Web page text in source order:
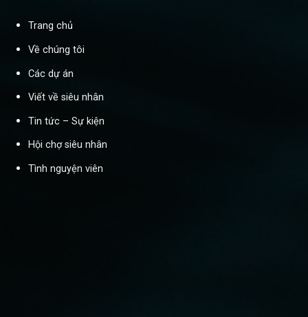
Trang chủ
Về chúng tôi
Các dự án
Viết về siêu nhân
Tin tức – Sự kiện
Hội chợ siêu nhân
Tình nguyện viên